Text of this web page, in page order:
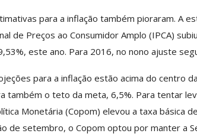
para a inflação também pioraram. A
de Preços ao Consumidor Amplo (IPCA)
este ano. Para 2016, no nono ajuste
para a inflação estão acima do centro
também o teto da meta, 6,5%. Para tentar
Monetária (Copom) elevou a taxa básica
de setembro, o Copom optou por manter a
ASSECOR Acompanha
Da Mesa Nacional De
Negociação